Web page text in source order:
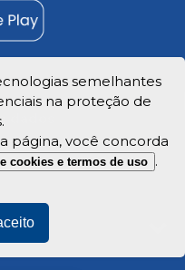
dados
semelhantes
na proteção de
página, você concorda
cookies e termos de uso .